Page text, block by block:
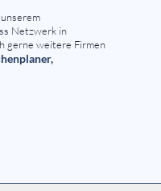
Netzwerk in
gerne weitere Firmen